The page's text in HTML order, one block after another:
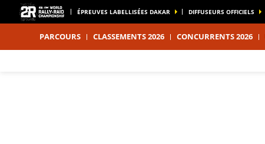
ÉPREUVES LABELLISÉES DAKAR DIFFUSEURS OFFICIELS
PARCOURS CLASSEMENTS 2026 CONCURRENTS 2026